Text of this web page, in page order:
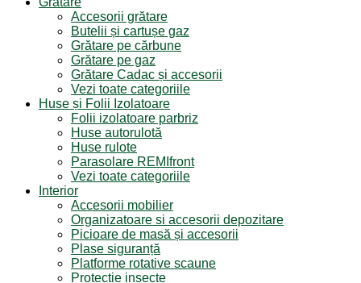
Accesorii grătare
Butelii și cartușe gaz
Grătare pe cărbune
Grătare pe gaz
Grătare Cadac și accesorii
Vezi toate categoriile
Huse și Folii Izolatoare
Folii izolatoare parbriz
Huse autorulotă
Huse rulote
Parasolare REMIfront
Vezi toate categoriile
Interior
Accesorii mobilier
Organizatoare si accesorii depozitare
Picioare de masă și accesorii
Plase siguranță
Platforme rotative scaune
Protecție insecte